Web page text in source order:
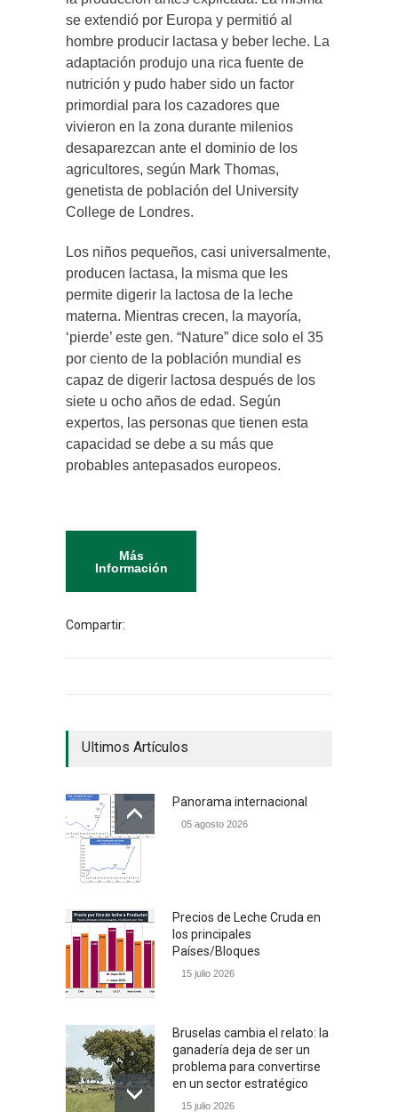
se extendió por Europa y permitió al
hombre producir lactasa y beber leche. La
adaptación produjo una rica fuente de
nutrición y pudo haber sido un factor
primordial para los cazadores que
vivieron en la zona durante milenios
desaparezcan ante el dominio de los
agricultores, según Mark Thomas,
genetista de población del University
College de Londres.
Los niños pequeños, casi universalmente,
producen lactasa, la misma que les
permite digerir la lactosa de la leche
materna. Mientras crecen, la mayoría,
‘pierde’ este gen. “Nature” dice solo el 35
por ciento de la población mundial es
capaz de digerir lactosa después de los
siete u ocho años de edad. Según
expertos, las personas que tienen esta
capacidad se debe a su más que
probables antepasados europeos.
Más
Información
Compartir:
Ultimos Artículos
Panorama internacional
05 agosto 2026
Precios de Leche Cruda en
los principales
Países/Bloques
15 julio 2026
Bruselas cambia el relato: la
ganadería deja de ser un
problema para convertirse
en un sector estratégico
15 julio 2026